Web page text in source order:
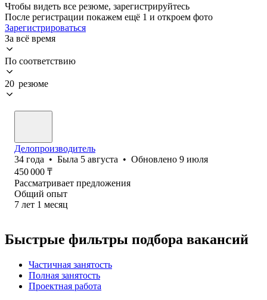
Чтобы видеть все резюме, зарегистрируйтесь
После регистрации покажем ещё 1 и откроем фото
Зарегистрироваться
За всё время
По соответствию
20 резюме
Делопроизводитель
34 года • Была 5 августа • Обновлено 9 июля
450 000 ₸
Рассматривает предложения
Общий опыт
7 лет 1 месяц
Быстрые фильтры подбора вакансий
Частичная занятость
Полная занятость
Проектная работа